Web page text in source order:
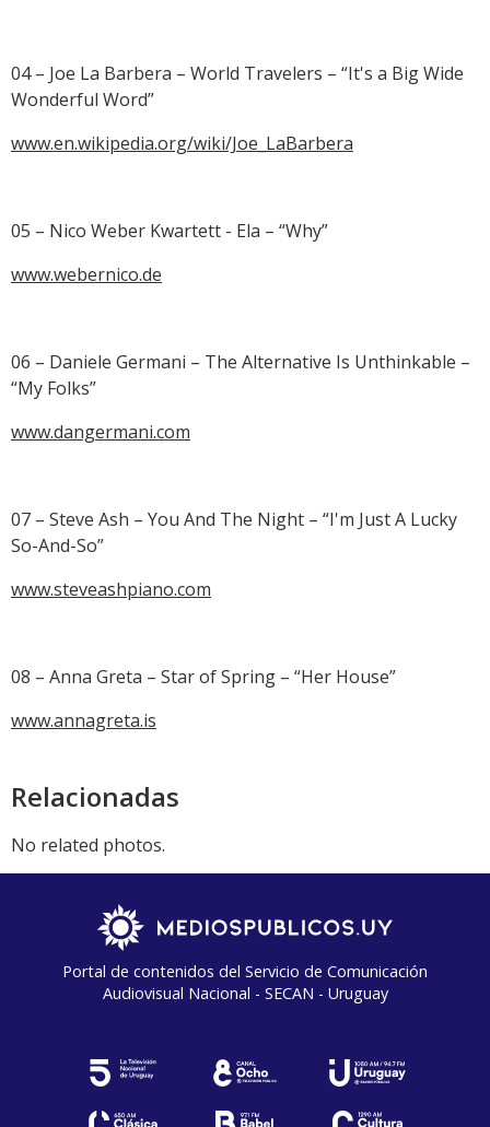
04 – Joe La Barbera – World Travelers – “It's a Big Wide
Wonderful Word”
www.en.wikipedia.org/wiki/Joe_LaBarbera
05 – Nico Weber Kwartett - Ela – “Why”
www.webernico.de
06 – Daniele Germani – The Alternative Is Unthinkable –
“My Folks”
www.dangermani.com
07 – Steve Ash – You And The Night – “I'm Just A Lucky
So-And-So”
www.steveashpiano.com
08 – Anna Greta – Star of Spring – “Her House”
www.annagreta.is
Relacionadas
No related photos.
Portal de contenidos del Servicio de Comunicación
Audiovisual Nacional - SECAN - Uruguay